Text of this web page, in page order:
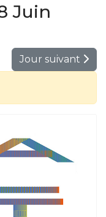
Juin
Jour suivant